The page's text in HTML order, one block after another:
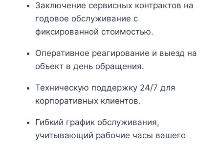
Заключение сервисных контрактов на
годовое обслуживание с
фиксированной стоимостью.
Оперативное реагирование и выезд на
объект в день обращения.
Техническую поддержку 24/7 для
корпоративных клиентов.
Гибкий график обслуживания,
учитывающий рабочие часы вашего